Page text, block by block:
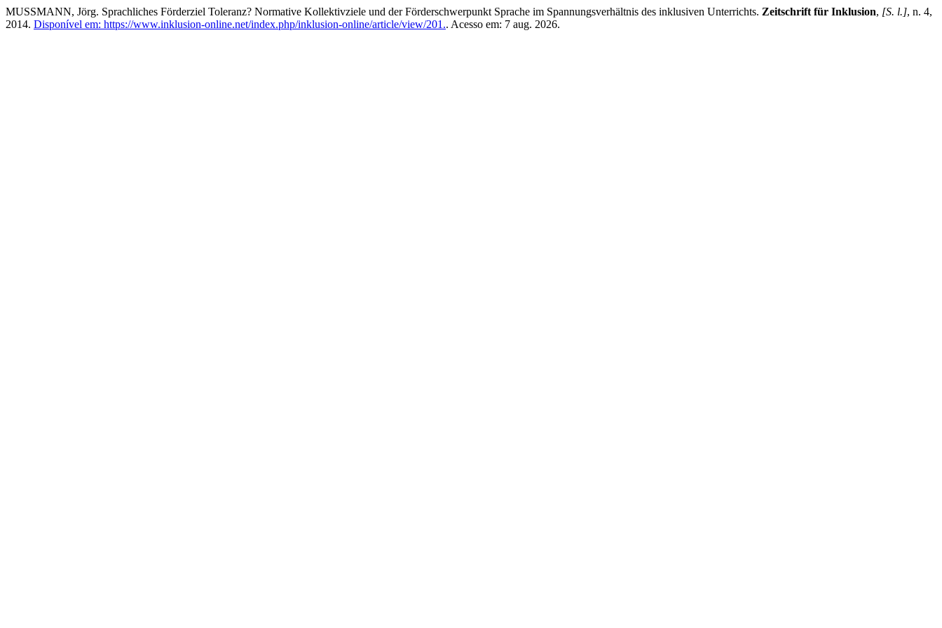
MUSSMANN, Jörg. Sprachliches Förderziel Toleranz? Normative Kollektivziele und der Förderschwerpunkt Sprache im Spannungsverhältnis des inklusiven Unterrichts. Zeitschrift für Inklusion, [S. l.], n. 4,
2014. Disponível em: https://www.inklusion-online.net/index.php/inklusion-online/article/view/201.. Acesso em: 7 aug. 2026.